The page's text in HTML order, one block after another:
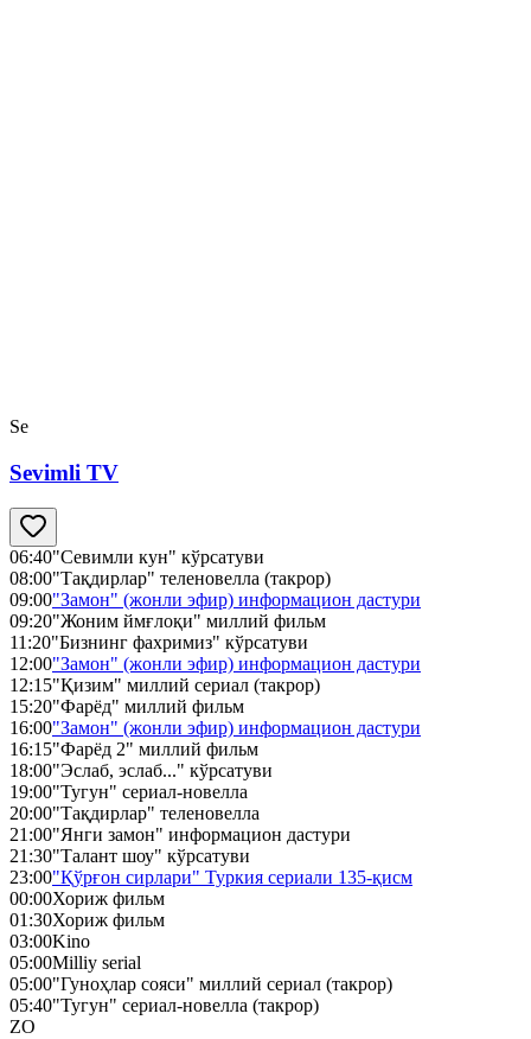
Se
Sevimli TV
06:40"Севимли кун" кўрсатуви
08:00"Тақдирлар" теленовелла (такрор)
09:00"Замон" (жонли эфир) информацион дастури
09:20"Жоним ймғлоқи" миллий фильм
11:20"Бизнинг фахримиз" кўрсатуви
12:00"Замон" (жонли эфир) информацион дастури
12:15"Қизим" миллий сериал (такрор)
15:20"Фарёд" миллий фильм
16:00"Замон" (жонли эфир) информацион дастури
16:15"Фарёд 2" миллий фильм
18:00"Эслаб, эслаб..." кўрсатуви
19:00"Тугун" сериал-новелла
20:00"Тақдирлар" теленовелла
21:00"Янги замон" информацион дастури
21:30"Талант шоу" кўрсатуви
23:00"Қўрғон сирлари" Туркия сериали 135-қисм
00:00Хориж фильм
01:30Хориж фильм
03:00Kino
05:00Milliy serial
05:00"Гуноҳлар сояси" миллий сериал (такрор)
05:40"Тугун" сериал-новелла (такрор)
ZO